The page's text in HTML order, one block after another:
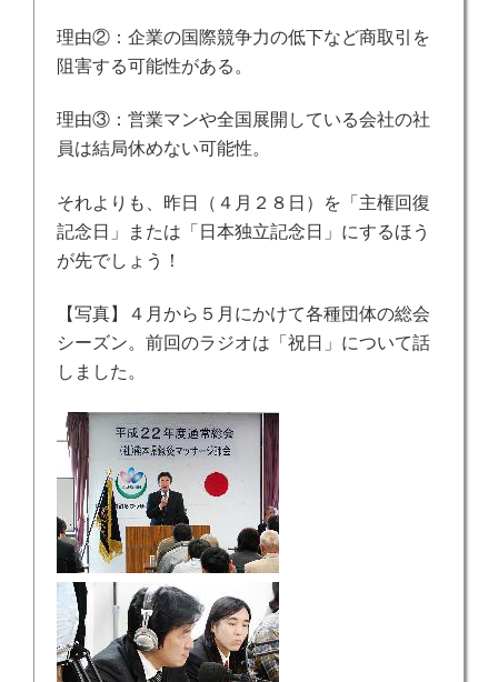
理由②：企業の国際競争力の低下など商取引を
阻害する可能性がある。
理由③：営業マンや全国展開している会社の社
員は結局休めない可能性。
それよりも、昨日（４月２８日）を「主権回復
記念日」または「日本独立記念日」にするほう
が先でしょう！
【写真】４月から５月にかけて各種団体の総会
シーズン。前回のラジオは「祝日」について話
しました。